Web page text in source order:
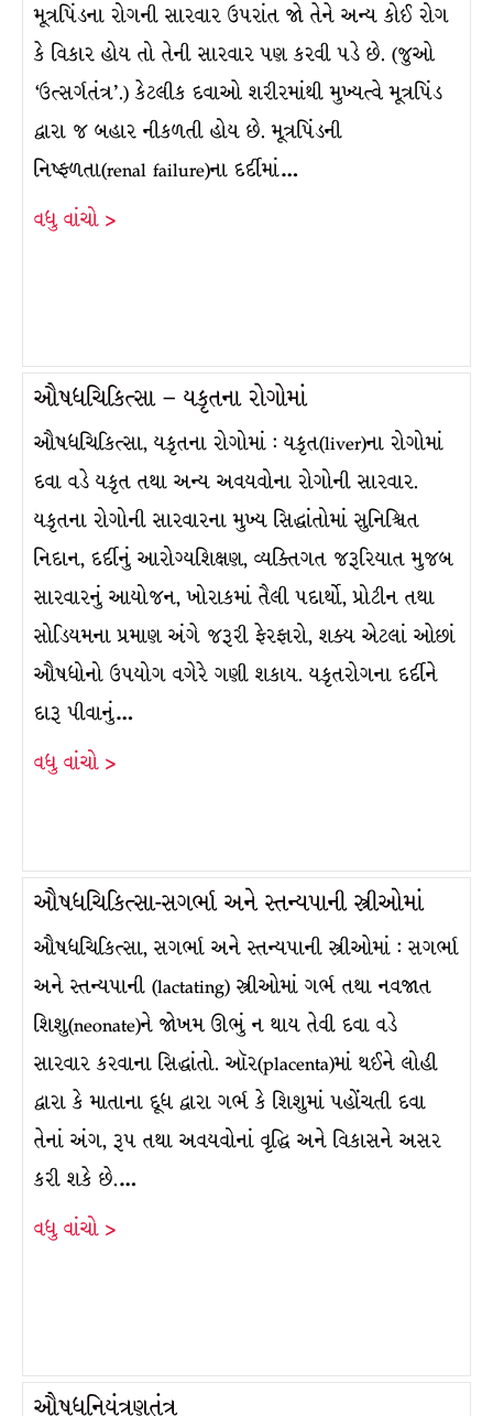
મૂત્રપિંડના રોગની સારવાર ઉપરાંત જો તેને અન્ય કોઈ રોગ
કે વિકાર હોય તો તેની સારવાર પણ કરવી પડે છે. (જુઓ
‘ઉત્સર્ગતંત્ર’.) કેટલીક દવાઓ શરીરમાંથી મુખ્યત્વે મૂત્રપિંડ
દ્વારા જ બહાર નીકળતી હોય છે. મૂત્રપિંડની
નિષ્ફળતા(renal failure)ના દર્દીમાં…
વધુ વાંચો >
ઔષધચિકિત્સા – યકૃતના રોગોમાં
ઔષધચિકિત્સા, યકૃતના રોગોમાં : યકૃત(liver)ના રોગોમાં
દવા વડે યકૃત તથા અન્ય અવયવોના રોગોની સારવાર.
યકૃતના રોગોની સારવારના મુખ્ય સિદ્ધાંતોમાં સુનિશ્ચિત
નિદાન, દર્દીનું આરોગ્યશિક્ષણ, વ્યક્તિગત જરૂરિયાત મુજબ
સારવારનું આયોજન, ખોરાકમાં તૈલી પદાર્થો, પ્રોટીન તથા
સોડિયમના પ્રમાણ અંગે જરૂરી ફેરફારો, શક્ય એટલાં ઓછાં
ઔષધોનો ઉપયોગ વગેરે ગણી શકાય. યકૃતરોગના દર્દીને
દારૂ પીવાનું…
વધુ વાંચો >
ઔષધચિકિત્સા-સગર્ભા અને સ્તન્યપાની સ્ત્રીઓમાં
ઔષધચિકિત્સા, સગર્ભા અને સ્તન્યપાની સ્ત્રીઓમાં : સગર્ભા
અને સ્તન્યપાની (lactating) સ્ત્રીઓમાં ગર્ભ તથા નવજાત
શિશુ(neonate)ને જોખમ ઊભું ન થાય તેવી દવા વડે
સારવાર કરવાના સિદ્ધાંતો. ઑર(placenta)માં થઈને લોહી
દ્વારા કે માતાના દૂધ દ્વારા ગર્ભ કે શિશુમાં પહોંચતી દવા
તેનાં અંગ, રૂપ તથા અવયવોનાં વૃદ્ધિ અને વિકાસને અસર
કરી શકે છે.…
વધુ વાંચો >
ઔષધનિયંત્રણતંત્ર